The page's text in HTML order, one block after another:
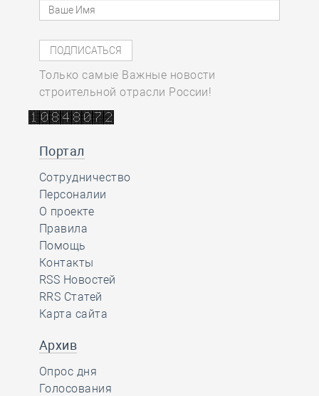
Только самые Важные новости
строительной отрасли России!
Портал
Сотрудничество
Персоналии
О проекте
Правила
Помощь
Контакты
RSS Новостей
RRS Статей
Карта сайта
Архив
Опрос дня
Голосования